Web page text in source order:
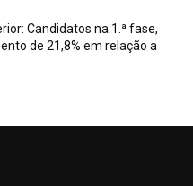
Candidatos na 1.ª fase,
de 21,8% em relação a